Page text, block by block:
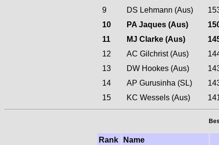
9
DS Lehmann (Aus)
10
PA Jaques (Aus)
11
MJ Clarke (Aus)
12
AC Gilchrist (Aus)
13
DW Hookes (Aus)
14
AP Gurusinha (SL)
15
KC Wessels (Aus)
Rank
Name